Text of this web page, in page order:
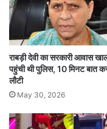
में कोई महत्वपूर्ण
भी स्टेशन और सेंसर ने
गतिविधि दर्ज नहीं
प्राधिकरण
अधिकारी पोझुथाना
हैं. अधिकारियों को
राबड़ी देवी का सरकारी आवास
पहुंची थी पुलिस, 10 मिनट बात
लौटी
May 30, 2026